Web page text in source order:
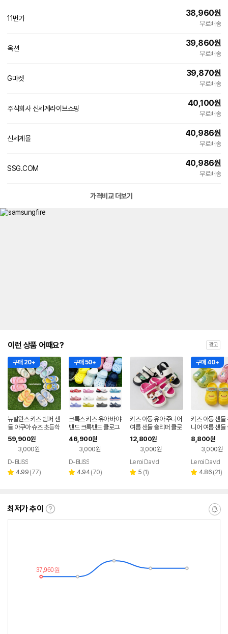
11번가
38,960원
무료배송
옥션
39,860원
무료배송
G마켓
39,870원
무료배송
주식회사 신세계라이브쇼핑
40,100원
무료배송
신세계몰
40,986원
무료배송
SSG.COM
40,986원
무료배송
가격비교 더보기
이런 상품 어때요? 광고
구매 20+
뉴발란스 키즈 범퍼 샌
들 아쿠아 슈즈 초등학
생 어린이 유아 베이비
8808 8809 8810
슬리퍼
59,900원
3,000원
D-BLISS
별 4.99 리
(77)
구매 50+
크록스 키즈 유아 바야
밴드 크록밴드 클로그
글리터 아쿠아슈즈 샌
들 슬리퍼
46,900원
3,000원
D-BLISS
별 4.94 리
(70)
키즈 아동 유아 주니어
여름 샌들 슬리퍼 클로
그 EVA 파츠 신발
12,800원
3,000원
Le roi David
별 5 리
(1)
구매 40+
키즈 아동 샌들
니어 여름 샌들
클로그 EVA 신
8,800원
3,000원
Le roi David
별 4.86 리
(21)
최저가 추이
최
알